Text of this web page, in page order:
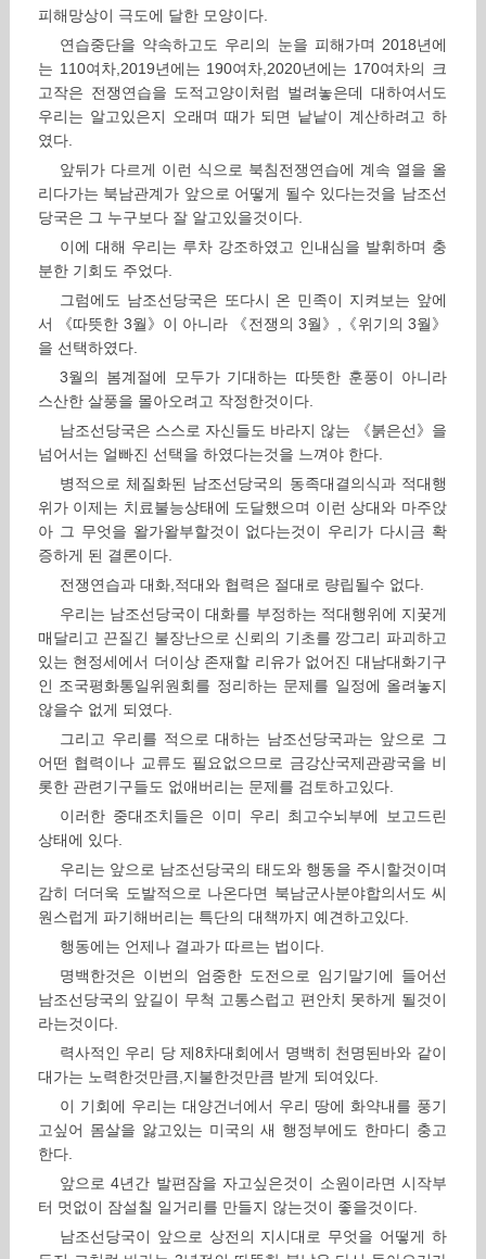
피해망상이 극도에 달한 모양이다.
연습중단을 약속하고도 우리의 눈을 피해가며 2018년에
는 110여차,2019년에는 190여차,2020년에는 170여차의 크
고작은 전쟁연습을 도적고양이처럼 벌려놓은데 대하여서도
우리는 알고있은지 오래며 때가 되면 낱낱이 계산하려고 하
였다.
앞뒤가 다르게 이런 식으로 북침전쟁연습에 계속 열을 올
리다가는 북남관계가 앞으로 어떻게 될수 있다는것을 남조선
당국은 그 누구보다 잘 알고있을것이다.
이에 대해 우리는 루차 강조하였고 인내심을 발휘하며 충
분한 기회도 주었다.
그럼에도 남조선당국은 또다시 온 민족이 지켜보는 앞에
서 《따뜻한 3월》이 아니라 《전쟁의 3월》,《위기의 3월》
을 선택하였다.
3월의 봄계절에 모두가 기대하는 따뜻한 훈풍이 아니라
스산한 살풍을 몰아오려고 작정한것이다.
남조선당국은 스스로 자신들도 바라지 않는 《붉은선》을
넘어서는 얼빠진 선택을 하였다는것을 느껴야 한다.
병적으로 체질화된 남조선당국의 동족대결의식과 적대행
위가 이제는 치료불능상태에 도달했으며 이런 상대와 마주앉
아 그 무엇을 왈가왈부할것이 없다는것이 우리가 다시금 확
증하게 된 결론이다.
전쟁연습과 대화,적대와 협력은 절대로 량립될수 없다.
우리는 남조선당국이 대화를 부정하는 적대행위에 지꿎게
매달리고 끈질긴 불장난으로 신뢰의 기초를 깡그리 파괴하고
있는 현정세에서 더이상 존재할 리유가 없어진 대남대화기구
인 조국평화통일위원회를 정리하는 문제를 일정에 올려놓지
않을수 없게 되였다.
그리고 우리를 적으로 대하는 남조선당국과는 앞으로 그
어떤 협력이나 교류도 필요없으므로 금강산국제관광국을 비
롯한 관련기구들도 없애버리는 문제를 검토하고있다.
이러한 중대조치들은 이미 우리 최고수뇌부에 보고드린
상태에 있다.
우리는 앞으로 남조선당국의 태도와 행동을 주시할것이며
감히 더더욱 도발적으로 나온다면 북남군사분야합의서도 씨
원스럽게 파기해버리는 특단의 대책까지 예견하고있다.
행동에는 언제나 결과가 따르는 법이다.
명백한것은 이번의 엄중한 도전으로 임기말기에 들어선
남조선당국의 앞길이 무척 고통스럽고 편안치 못하게 될것이
라는것이다.
력사적인 우리 당 제8차대회에서 명백히 천명된바와 같이
대가는 노력한것만큼,지불한것만큼 받게 되여있다.
이 기회에 우리는 대양건너에서 우리 땅에 화약내를 풍기
고싶어 몸살을 앓고있는 미국의 새 행정부에도 한마디 충고
한다.
앞으로 4년간 발편잠을 자고싶은것이 소원이라면 시작부
터 멋없이 잠설칠 일거리를 만들지 않는것이 좋을것이다.
남조선당국이 앞으로 상전의 지시대로 무엇을 어떻게 하